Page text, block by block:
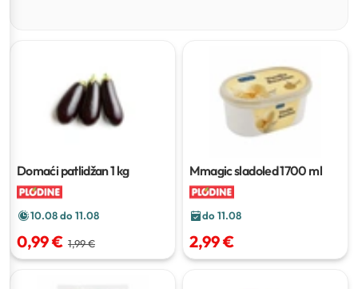
Domaći patlidžan1 kg
10.08 do 11.08
0,99 € 1,99 €
Mmagic sladoled1700 ml
do 11.08
2,99 €